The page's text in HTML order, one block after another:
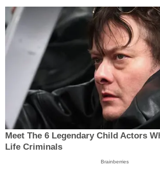
Meet The 6 Legendary Child Actors
Life Criminals
Brainberries